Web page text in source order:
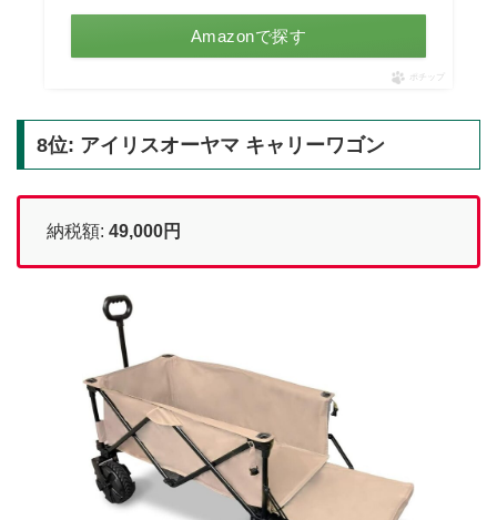
Amazonで探す
ポチップ
8位: アイリスオーヤマ キャリーワゴン
納税額: 49,000円